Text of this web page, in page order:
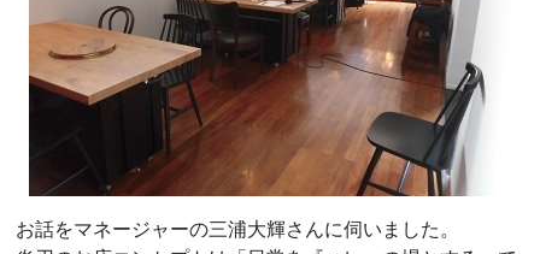
お話をマネージャーの三浦大輝さんに伺いました。